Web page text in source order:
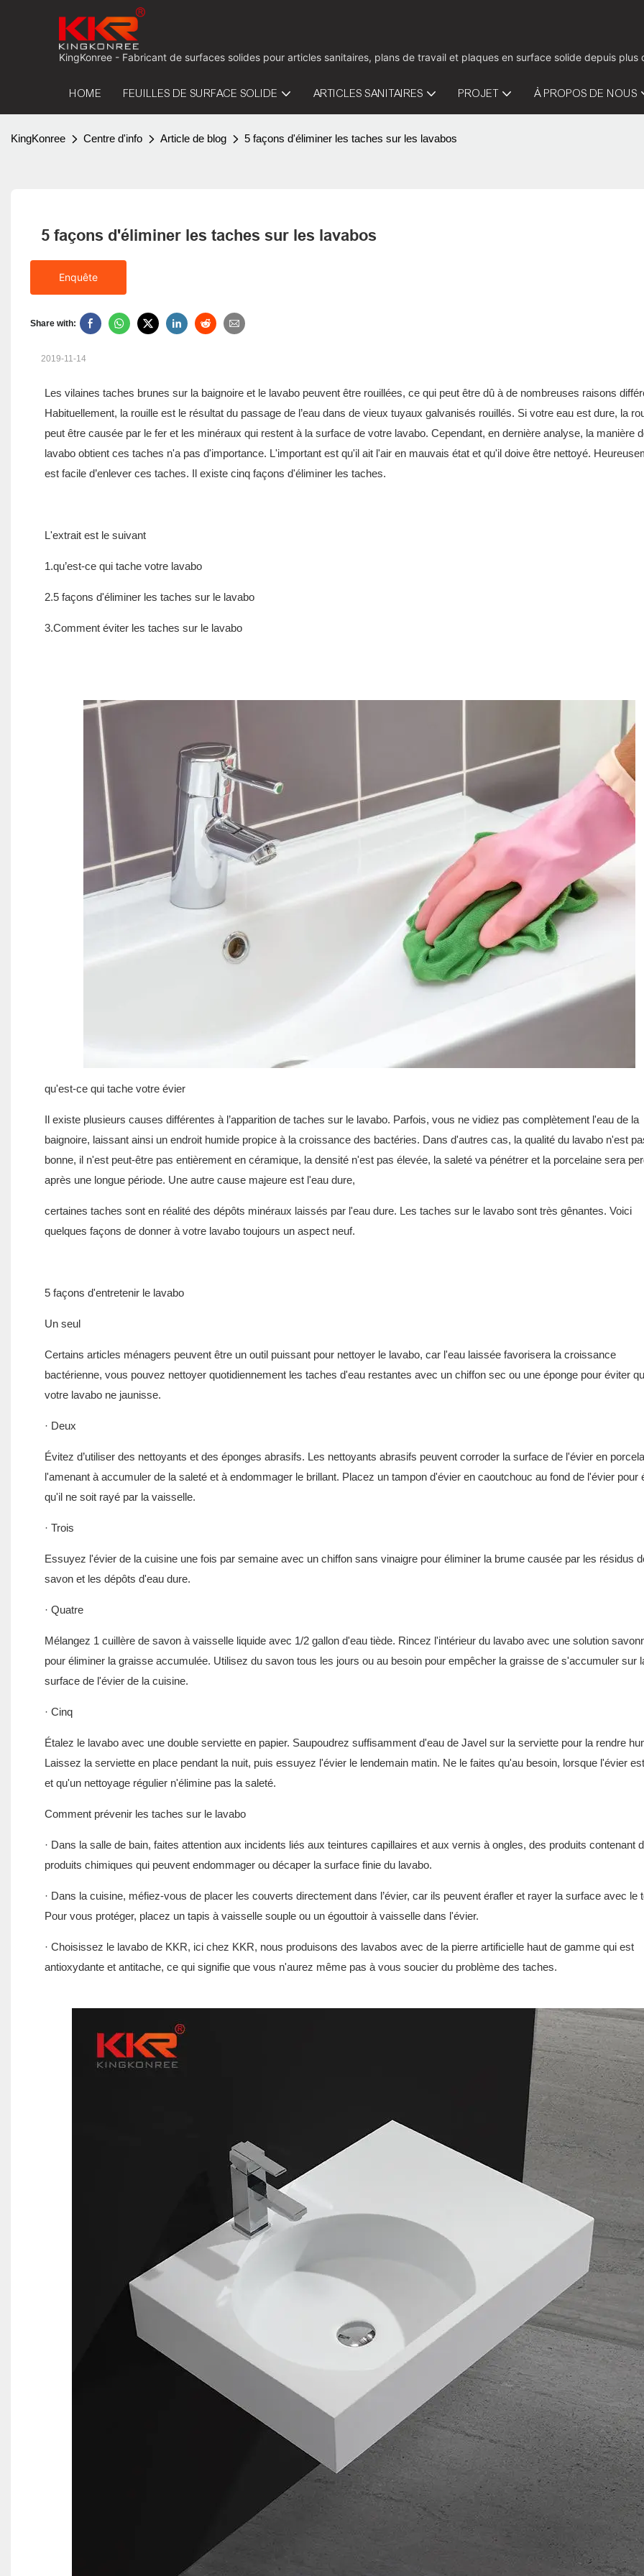
KingKonree - Fabricant de surfaces solides pour articles sanitaires, plans de travail et plaques en surface solide depuis
HOME FEUILLES DE SURFACE SOLIDE ARTICLES SANITAIRES PROJET À PROPOS DE NOUS
KingKonree Centre d'info Article de blog 5 façons d'éliminer les taches sur les lavabos
5 façons d'éliminer les taches sur les lavabos
Enquête
Share with:
2019-11-14
Les vilaines taches brunes sur la baignoire et le lavabo peuvent être rouillées, ce qui peut être dû à de nombreuses raisons
Habituellement, la rouille est le résultat du passage de l’eau dans de vieux tuyaux galvanisés rouillés. Si votre eau est dure, la
peut être causée par le fer et les minéraux qui restent à la surface de votre lavabo. Cependant, en dernière analyse, la manière
lavabo obtient ces taches n'a pas d'importance. L'important est qu'il ait l'air en mauvais état et qu'il doive être nettoyé.
est facile d’enlever ces taches. Il existe cinq façons d'éliminer les taches.
L'extrait est le suivant
1.qu’est-ce qui tache votre lavabo
2.5 façons d'éliminer les taches sur le lavabo
3.Comment éviter les taches sur le lavabo
qu'est-ce qui tache votre évier
Il existe plusieurs causes différentes à l’apparition de taches sur le lavabo. Parfois, vous ne vidiez pas complètement l'eau de la
baignoire, laissant ainsi un endroit humide propice à la croissance des bactéries. Dans d'autres cas, la qualité du lavabo n'est
bonne, il n'est peut-être pas entièrement en céramique, la densité n'est pas élevée, la saleté va pénétrer et la porcelaine sera
après une longue période. Une autre cause majeure est l'eau dure,
certaines taches sont en réalité des dépôts minéraux laissés par l'eau dure. Les taches sur le lavabo sont très gênantes. Voici
quelques façons de donner à votre lavabo toujours un aspect neuf.
5 façons d'entretenir le lavabo
Un seul
Certains articles ménagers peuvent être un outil puissant pour nettoyer le lavabo, car l'eau laissée favorisera la croissance
bactérienne, vous pouvez nettoyer quotidiennement les taches d'eau restantes avec un chiffon sec ou une éponge pour éviter
votre lavabo ne jaunisse.
· Deux
Évitez d’utiliser des nettoyants et des éponges abrasifs. Les nettoyants abrasifs peuvent corroder la surface de l'évier en
l'amenant à accumuler de la saleté et à endommager le brillant. Placez un tampon d'évier en caoutchouc au fond de l'évier pour
qu'il ne soit rayé par la vaisselle.
· Trois
Essuyez l'évier de la cuisine une fois par semaine avec un chiffon sans vinaigre pour éliminer la brume causée par les résidus
savon et les dépôts d'eau dure.
· Quatre
Mélangez 1 cuillère de savon à vaisselle liquide avec 1/2 gallon d'eau tiède. Rincez l'intérieur du lavabo avec une solution
pour éliminer la graisse accumulée. Utilisez du savon tous les jours ou au besoin pour empêcher la graisse de s'accumuler sur
surface de l'évier de la cuisine.
· Cinq
Étalez le lavabo avec une double serviette en papier. Saupoudrez suffisamment d'eau de Javel sur la serviette pour la rendre
Laissez la serviette en place pendant la nuit, puis essuyez l'évier le lendemain matin. Ne le faites qu'au besoin, lorsque l'évier
et qu'un nettoyage régulier n'élimine pas la saleté.
Comment prévenir les taches sur le lavabo
· Dans la salle de bain, faites attention aux incidents liés aux teintures capillaires et aux vernis à ongles, des produits contenant
produits chimiques qui peuvent endommager ou décaper la surface finie du lavabo.
· Dans la cuisine, méfiez-vous de placer les couverts directement dans l’évier, car ils peuvent érafler et rayer la surface avec le
Pour vous protéger, placez un tapis à vaisselle souple ou un égouttoir à vaisselle dans l'évier.
· Choisissez le lavabo de KKR, ici chez KKR, nous produisons des lavabos avec de la pierre artificielle haut de gamme qui est
antioxydante et antitache, ce qui signifie que vous n'aurez même pas à vous soucier du problème des taches.